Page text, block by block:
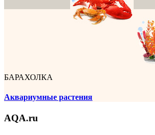
БАРАХОЛКА
Аквариумные растения
AQA.ru